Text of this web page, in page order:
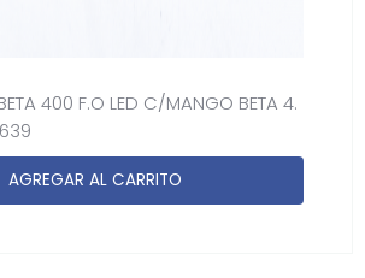
400 F.O LED C/MANGO BETA 4.
AGREGAR AL CARRITO